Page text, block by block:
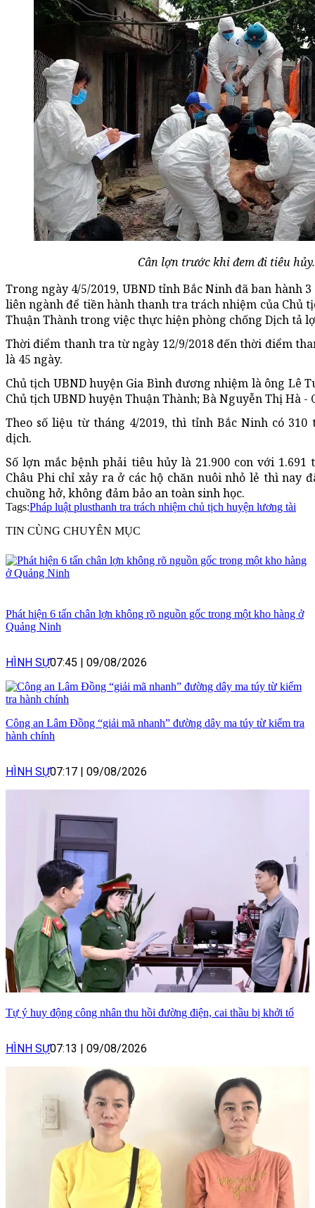
Cân lợn trước khi đem đi tiêu
Trong ngày 4/5/2019, UBND tỉnh Bắc Ninh đã ban hành
liên ngành để tiền hành thanh tra trách nhiệm của Chủ
Thuận Thành trong việc thực hiện phòng chống Dịch tả
Thời điểm thanh tra từ ngày 12/9/2018 đến thời điểm
là 45 ngày.
Chủ tịch UBND huyện Gia Bình đương nhiệm là ông Lê
Chủ tịch UBND huyện Thuận Thành; Bà Nguyễn Thị Hà
Theo số liệu từ tháng 4/2019, thì tỉnh Bắc Ninh có
dịch.
Số lợn mắc bệnh phải tiêu hủy là 21.900 con với
Châu Phi chỉ xảy ra ở các hộ chăn nuôi nhỏ lẻ thì nay
chuồng hở, không đảm bảo an toàn sinh học.
Tags:Pháp luật plusthanh tra trách nhiệm chủ tịch huyện lương tài
TIN CÙNG CHUYÊN MỤC
Phát hiện 6 tấn chân lợn không rõ nguồn gốc trong một kho hàng ở
Quảng Ninh
HÌNH SỰ07:45 | 09/08/2026
Công an Lâm Đồng “giải mã nhanh” đường dây ma túy từ kiểm tra
hành chính
HÌNH SỰ07:17 | 09/08/2026
Tự ý huy động công nhân thu hồi đường điện, cai thầu bị khởi tố
HÌNH SỰ07:13 | 09/08/2026